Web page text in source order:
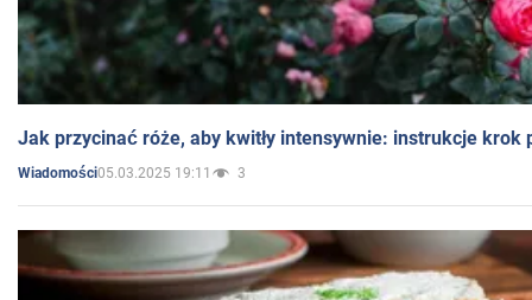
Jak przycinać róże, aby kwitły intensywnie: instrukcje krok
Wiadomości05.03.2025 19:11 3